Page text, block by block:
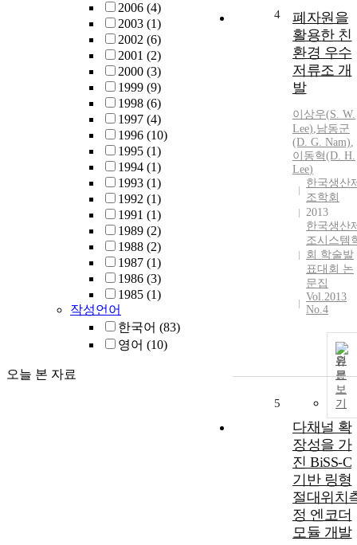
2006 (4)
2003 (1)
2002 (6)
2001 (2)
2000 (3)
1999 (9)
1998 (6)
1997 (4)
1996 (10)
1995 (1)
1994 (1)
1993 (1)
1992 (1)
1991 (1)
1989 (2)
1988 (2)
1987 (1)
1986 (3)
1985 (1)
작성언어
한국어 (83)
영어 (10)
오늘 본 자료
4
폐자원을
활용한 친
환경 우수
저류조 개
발
이상우(S. W.
Lee),남동군
(D. G. Nam),
이동혁(D. H.
Lee)
한국생산
조학회
2013
한국생산
조시스템
회 학술발
표대회 논
문집
Vol.2013
No.4
원
문
보
기
5
다채널 확
장성을 가
진 BiSS-C
기반 링형
절대위치
정 엔코더
모듈 개발